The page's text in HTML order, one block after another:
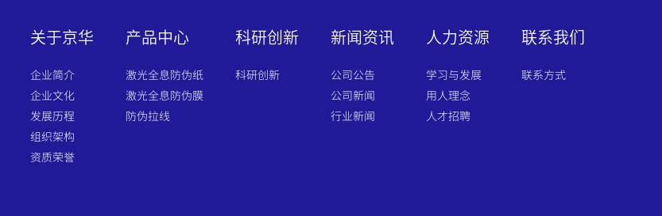
关于京华
企业简介
企业文化
发展历程
组织架构
资质荣誉
产品中心
激光全息防伪纸
激光全息防伪膜
防伪拉线
科研创新
科研创新
新闻资讯
公司公告
公司新闻
行业新闻
人力资源
学习与发展
用人理念
人才招聘
联系我们
联系方式